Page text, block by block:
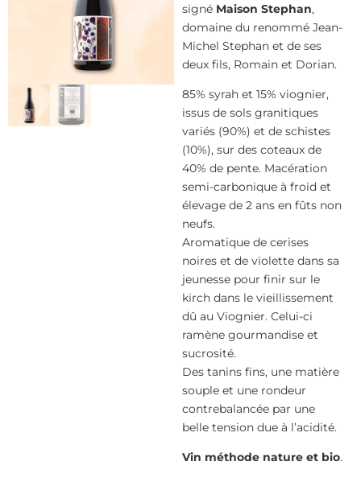
signé Maison Stephan,
domaine du renommé Jean-
Michel Stephan et de ses
deux fils, Romain et Dorian.
85% syrah et 15% viognier,
issus de sols granitiques
variés (90%) et de schistes
(10%), sur des coteaux de
40% de pente. Macération
semi-carbonique à froid et
élevage de 2 ans en fûts non
neufs.
Aromatique de cerises
noires et de violette dans sa
jeunesse pour finir sur le
kirch dans le vieillissement
dû au Viognier. Celui-ci
ramène gourmandise et
sucrosité.
Des tanins fins, une matière
souple et une rondeur
contrebalancée par une
belle tension due à l’acidité.
Vin méthode nature et bio.